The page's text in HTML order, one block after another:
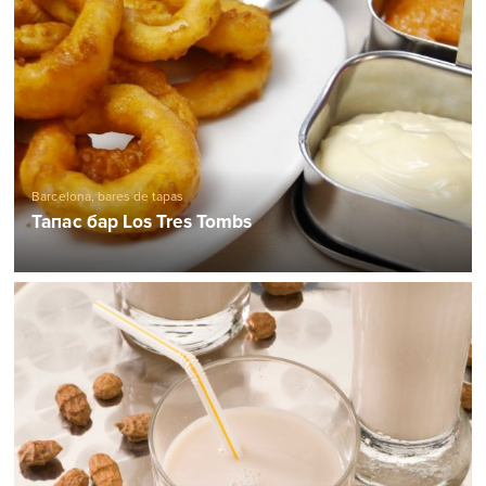
Barcelona, ​​bares de tapas
Тапас бар Los Tres Tombs